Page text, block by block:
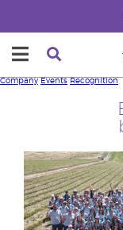
Company Events Recognition